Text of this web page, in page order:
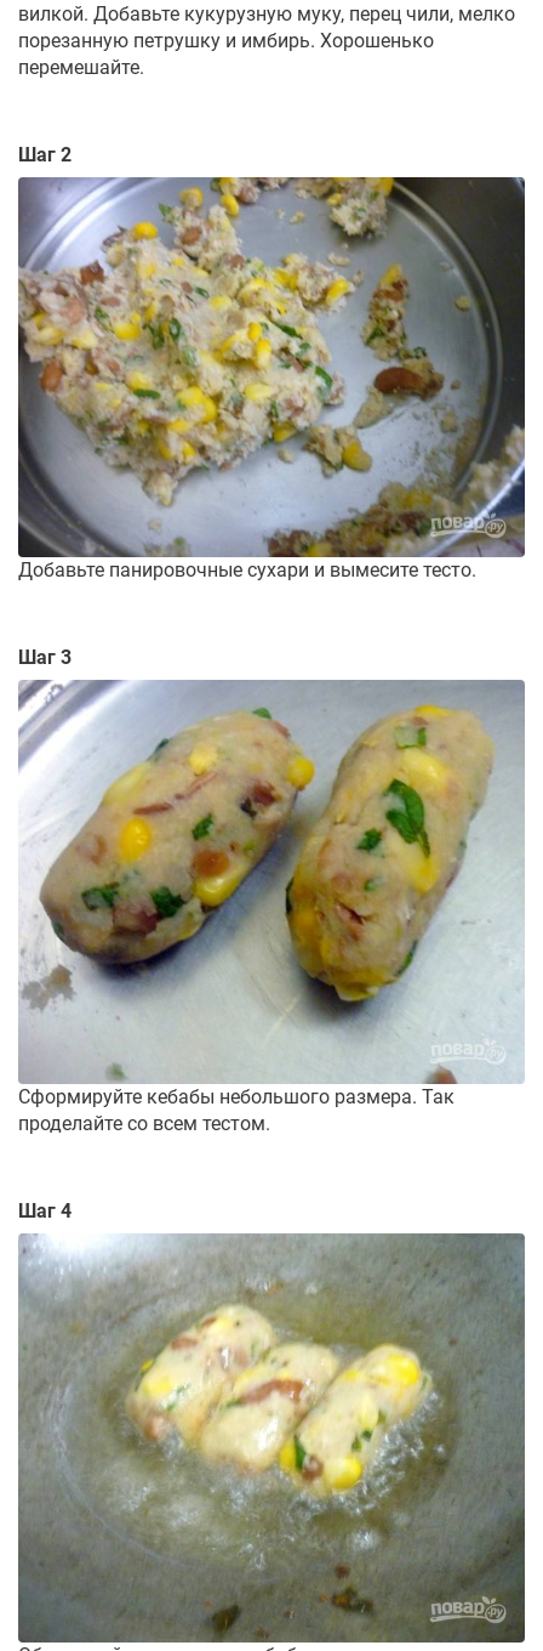
вилкой. Добавьте кукурузную муку, перец чили, мелко
порезанную петрушку и имбирь. Хорошенько
перемешайте.
Шаг 2
Добавьте панировочные сухари и вымесите тесто.
Шаг 3
Сформируйте кебабы небольшого размера. Так
проделайте со всем тестом.
Шаг 4